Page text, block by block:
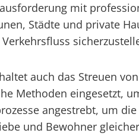
mit
Städte und private
auch das Streuen
Methoden eingesetzt,
angestrebt, um
und Bewohner